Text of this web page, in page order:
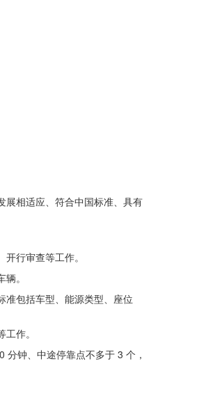
展相适应、符合中国标准、具有
行审查等工作。
。
准包括车型、能源类型、座位
作。
分钟、中途停靠点不多于 3 个，